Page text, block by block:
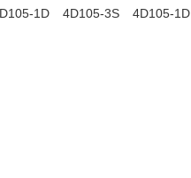
1D 4D105-3S 4D105-1D